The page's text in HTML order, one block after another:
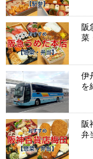
阪
菜
伊
を
阪
弁